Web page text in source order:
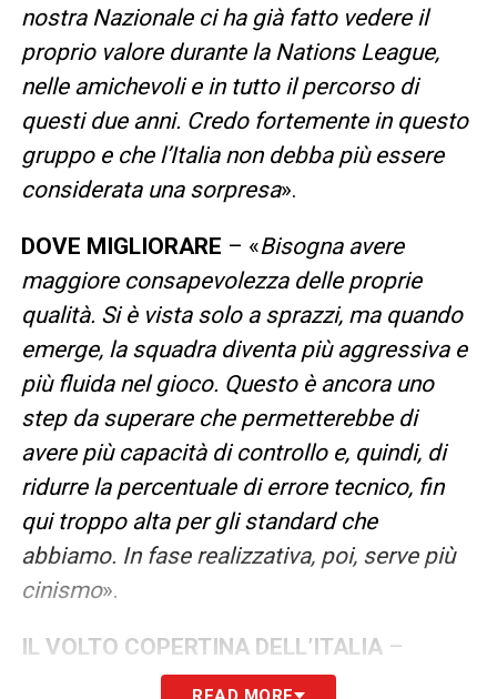
nostra Nazionale ci ha già fatto vedere il
proprio valore durante la Nations League,
nelle amichevoli e in tutto il percorso di
questi due anni. Credo fortemente in questo
gruppo e che l’Italia non debba più essere
considerata una sorpresa».
DOVE MIGLIORARE – «Bisogna avere
maggiore consapevolezza delle proprie
qualità. Si è vista solo a sprazzi, ma quando
emerge, la squadra diventa più aggressiva e
più fluida nel gioco. Questo è ancora uno
step da superare che permetterebbe di
avere più capacità di controllo e, quindi, di
ridurre la percentuale di errore tecnico, fin
qui troppo alta per gli standard che
abbiamo. In fase realizzativa, poi, serve più
cinismo».
IL VOLTO COPERTINA DELL’ITALIA–
Credo che Girelli sia stata